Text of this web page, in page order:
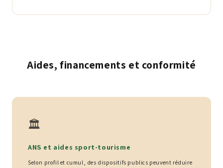
Aides, financements et conformité
🏛️
ANS et aides sport-tourisme
Selon profil et cumul, des dispositifs publics peuvent réduire